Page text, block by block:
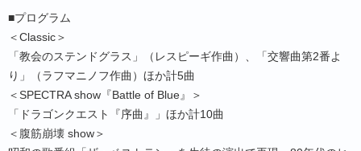
■プログラム
＜Classic＞
「教会のステンドグラス」（レスピーギ作曲）、「交響曲第2番よ
り」（ラフマニノフ作曲）ほか計5曲
＜SPECTRA show『Battle of Blue』＞
「ドラゴンクエスト『序曲』」ほか計10曲
＜腹筋崩壊 show＞